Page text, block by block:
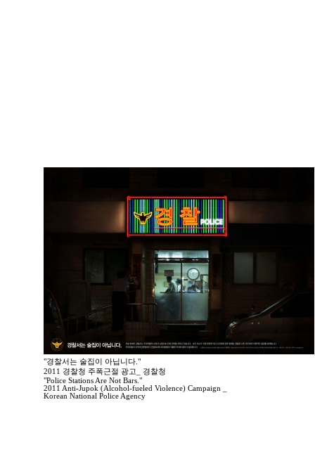
"경찰서는 술집이 아닙니다."
2011 경찰청 주폭근절 광고_ 경찰청
"Police Stations Are Not Bars."
2011 Anti-Jupok (Alcohol-fueled Violence) Campaign _
Korean National Police Agency